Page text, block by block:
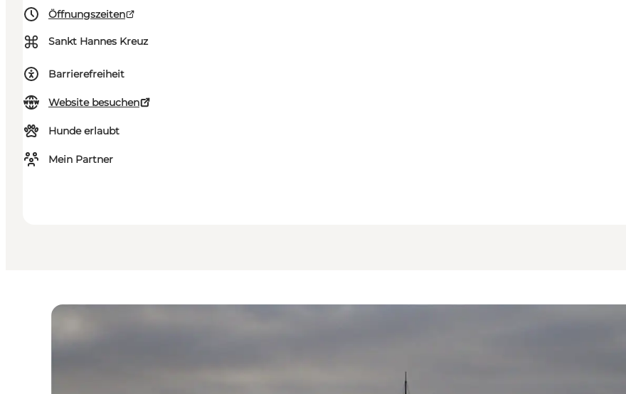
Öffnungszeiten
⌘ Sankt Hannes Kreuz
Barrierefreiheit
Website besuchen
Hunde erlaubt
Mein Partner